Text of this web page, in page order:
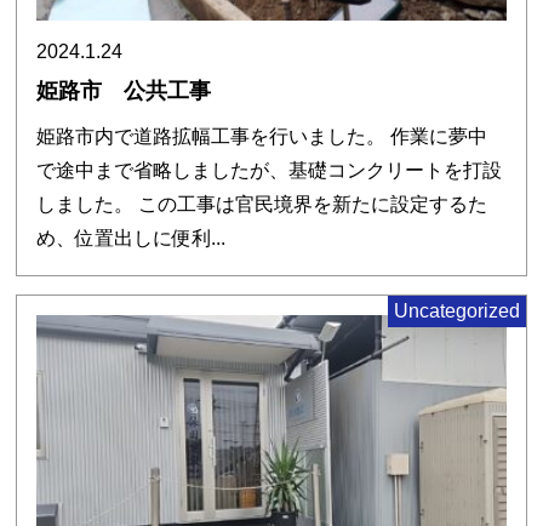
2024.1.24
姫路市 公共工事
姫路市内で道路拡幅工事を行いました。 作業に夢中
で途中まで省略しましたが、基礎コンクリートを打設
しました。 この工事は官民境界を新たに設定するた
め、位置出しに便利...
Uncategorized